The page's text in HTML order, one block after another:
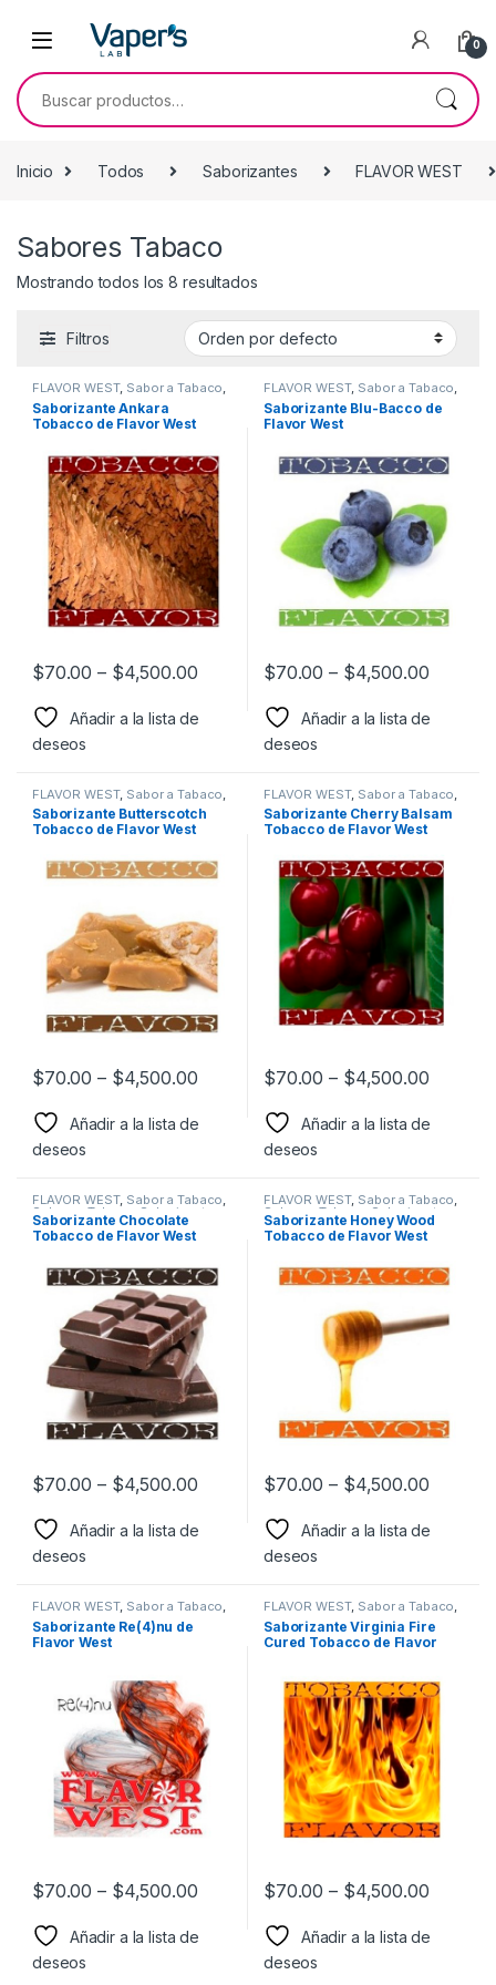
0
Inicio Todos Saborizantes FLAVOR WEST
Sabores Tabaco
Mostrando todos los 8 resultados
Filtros
FLAVOR WEST, Sabor a Tabaco,
Sabores Tabaco ,Saborizantes
Saborizante Ankara
Tobacco de Flavor West
$70.00 – $4,500.00
Añadir a la lista de
deseos
FLAVOR WEST, Sabor a Tabaco,
Sabores Tabaco Saborizantes
Saborizante Blu-Bacco de
Flavor West
$70.00 – $4,500.00
Añadir a la lista de
deseos
FLAVOR WEST, Sabor a Tabaco
Sabores Tabaco ,Saborizantes
Saborizante Butterscotch
Tobacco de Flavor West
$70.00 – $4,500.00
Añadir a la lista de
deseos
FLAVOR WEST, Sabor a Tabaco
Sabores Tabaco Saborizantes
Saborizante Cherry Balsam
Tobacco de Flavor West
$70.00 – $4,500.00
Añadir a la lista de
deseos
FLAVOR WEST, Sabor a Tabaco,
Sabores Tabaco Saborizantes
Saborizante Chocolate
Tobacco de Flavor West
$70.00 – $4,500.00
Añadir a la lista de
deseos
FLAVOR WEST, Sabor a Tabaco,
Sabores Tabaco Saborizantes
Saborizante Honey Wood
Tobacco de Flavor West
$70.00 – $4,500.00
Añadir a la lista de
deseos
FLAVOR WEST, Sabor a Tabaco,
Sabores Tabaco ,Saborizantes
Saborizante Re(4)nu de
Flavor West
$70.00 – $4,500.00
Añadir a la lista de
deseos
FLAVOR WEST, Sabor a Tabaco,
Sabores Tabaco Saborizantes
Saborizante Virginia Fire
Cured Tobacco de Flavor
$70.00 – $4,500.00
Añadir a la lista de
deseos